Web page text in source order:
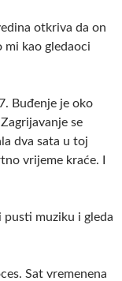
otkriva da on
mi kao gledaoci
Buđenje je oko
se
dva sata u toj
vrijeme kraće. I
pusti muziku i gleda
Sat vremenena